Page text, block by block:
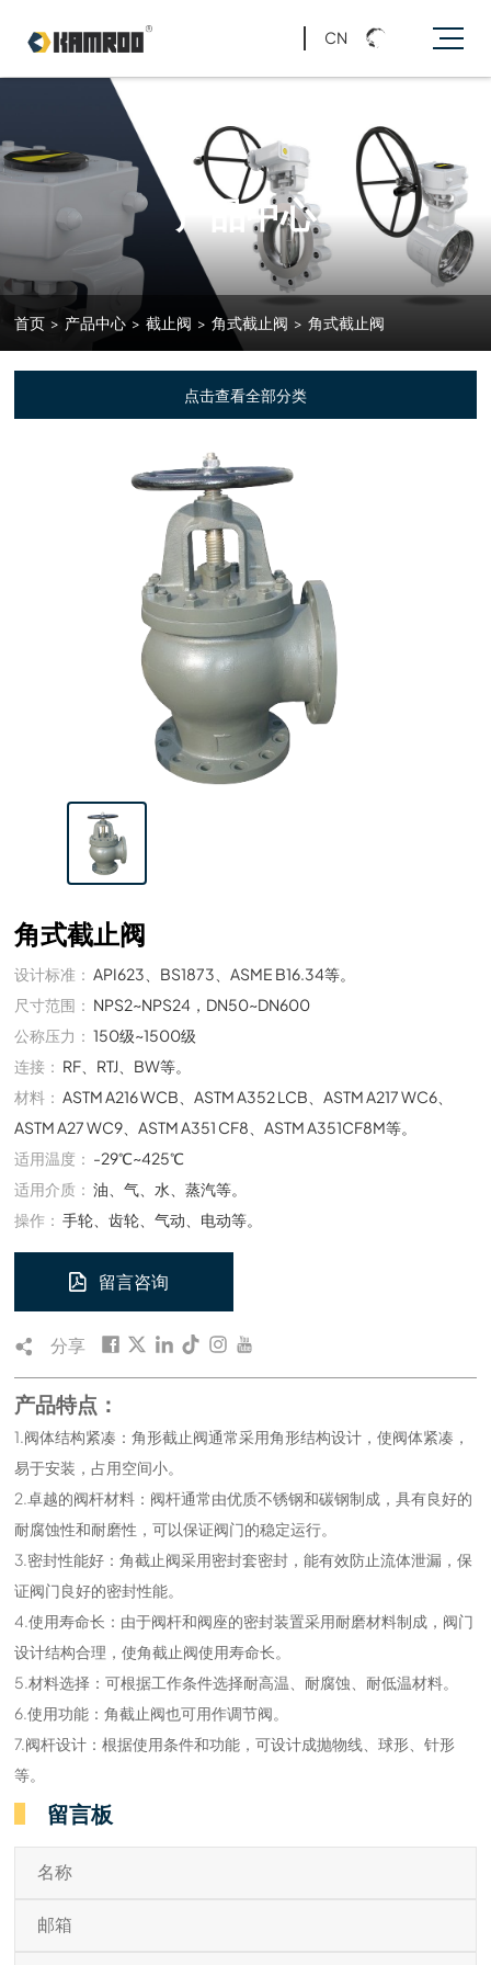
CN
产品中心
首页 > 产品中心 > 截止阀 > 角式截止阀 > 角式截止阀
点击查看全部分类
角式截止阀
设计标准： API623、BS1873、ASME B16.34等。
尺寸范围： NPS2~NPS24，DN50~DN600
公称压力： 150级~1500级
连接： RF、RTJ、BW等。
材料： ASTM A216 WCB、ASTM A352 LCB、ASTM A217 WC6、
ASTM A27 WC9、ASTM A351 CF8、ASTM A351CF8M等。
适用温度： -29℃~425℃
适用介质： 油、气、水、蒸汽等。
操作： 手轮、齿轮、气动、电动等。
留言咨询
分享
产品特点：
1.阀体结构紧凑：角形截止阀通常采用角形结构设计，使阀体紧凑，
易于安装，占用空间小。
2.卓越的阀杆材料：阀杆通常由优质不锈钢和碳钢制成，具有良好的
耐腐蚀性和耐磨性，可以保证阀门的稳定运行。
3.密封性能好：角截止阀采用密封套密封，能有效防止流体泄漏，保
证阀门良好的密封性能。
4.使用寿命长：由于阀杆和阀座的密封装置采用耐磨材料制成，阀门
设计结构合理，使角截止阀使用寿命长。
5.材料选择：可根据工作条件选择耐高温、耐腐蚀、耐低温材料。
6.使用功能：角截止阀也可用作调节阀。
7.阀杆设计：根据使用条件和功能，可设计成抛物线、球形、针形
等。
留言板